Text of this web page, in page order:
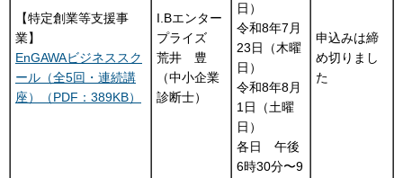
【特定創業等支援事
業】
EnGAWAビジネススク
ール（全5回・連続講
座）（PDF：389KB）
I.Bエンター
プライズ
荒井 豊
（中小企業
診断士）
日）
令和8年7月
23日（木曜
日）
令和8年8月
1日（土曜
日）
各日 午後
6時30分〜9
申込みは締
め切りまし
た